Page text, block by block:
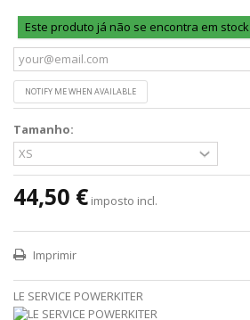
Este produto já não se encontra em stock
NOTIFY ME WHEN AVAILABLE
Tamanho:
44,50 € imposto incl.
Imprimir
LE SERVICE POWERKITER